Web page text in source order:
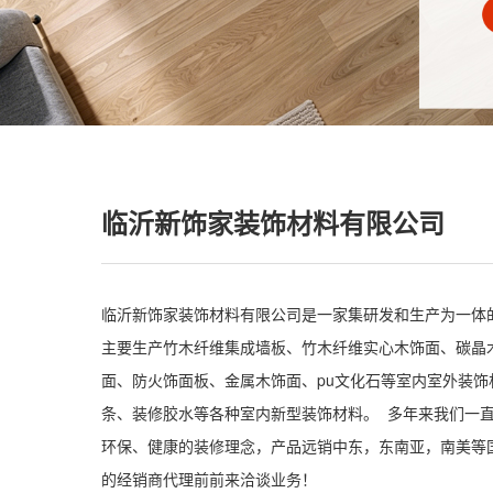
临沂新饰家装饰材料有限公司
临沂新饰家装饰材料有限公司是一家集研发和生产为一
主要生产竹木纤维集成墙板、竹木纤维实心木饰面、碳
面、防火饰面板、金属木饰面、pu文化石等室内室外装
条、装修胶水等各种室内新型装饰材料。 多年来我们一
环保、健康的装修理念，产品远销中东，东南亚，南美等
的经销商代理前前来洽谈业务！